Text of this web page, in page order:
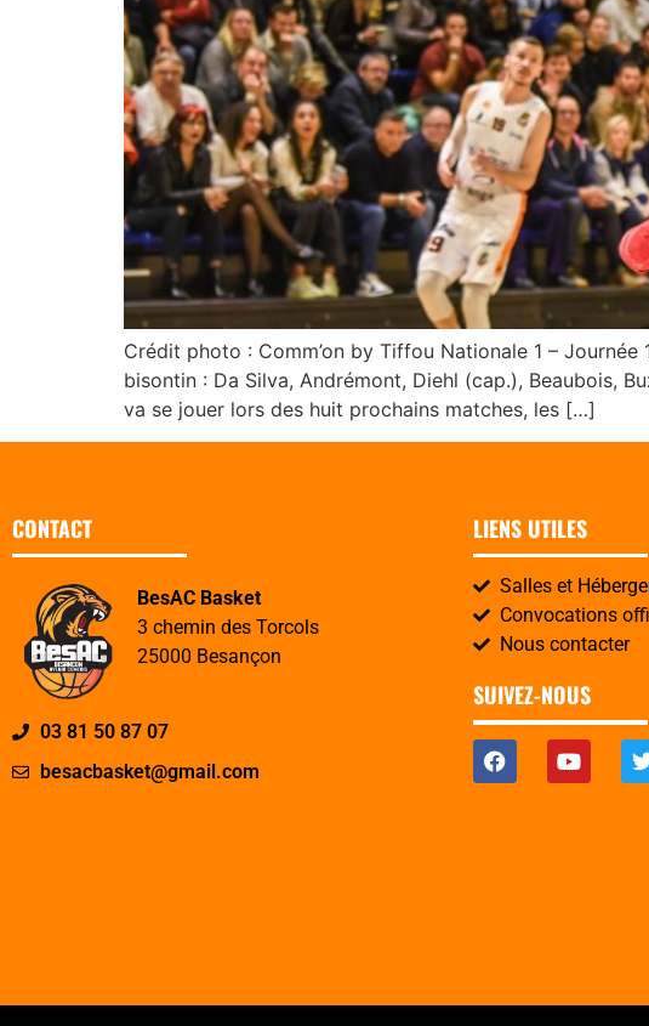
Crédit photo : Comm’on by Tiffou Nationale 1 – Journée
bisontin : Da Silva, Andrémont, Diehl (cap.), Beaubois,
va se jouer lors des huit prochains matches, les […]
CONTACT
BesAC Basket
3 chemin des Torcols
25000 Besançon
03 81 50 87 07
besacbasket@gmail.com
LIENS UTILES
Salles et
Convocations
Nous contacter
SUIVEZ-NOUS